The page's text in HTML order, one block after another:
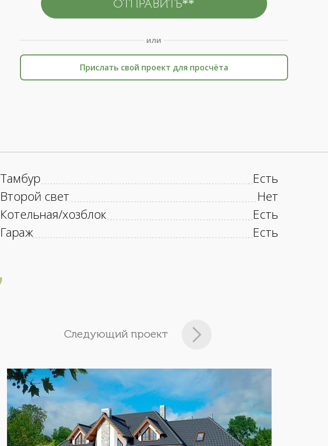
или
Прислать свой проект для просчёта
Тамбур
Есть
Второй свет
Нет
Котельная/хозблок
Есть
Гараж
Есть
Следующий проект